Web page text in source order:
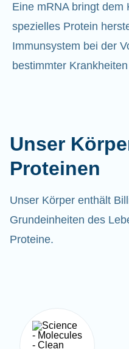
Eine mRNA bringt dem
spezielles Protein
Immunsystem bei der
bestimmter
Unser
Proteinen
Unser Körper enthält
Grundeinheiten des
Proteine.